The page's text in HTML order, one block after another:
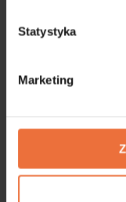
Statystyka
Marketing